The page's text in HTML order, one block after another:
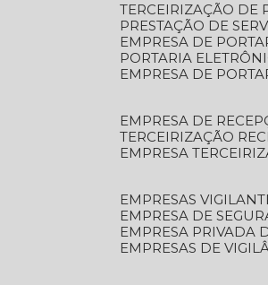
TERCEIRIZAÇÃO
PRESTAÇÃO DE
EMPRESA DE
PORTARIA
EMPRESA DE
EMPRESA DE
TERCEIRIZAÇÃO
EMPRESA
EMPRESAS
EMPRESA DE
EMPRESA PRIVADA
EMPRESAS DE